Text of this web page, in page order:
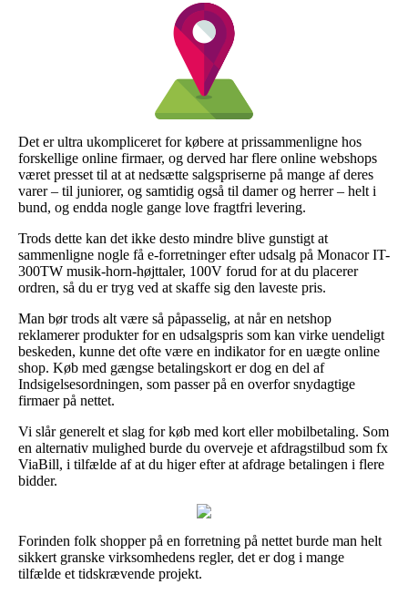
Det er ultra ukompliceret for købere at prissammenligne hos
forskellige online firmaer, og derved har flere online webshops
været presset til at at nedsætte salgspriserne på mange af deres
varer – til juniorer, og samtidig også til damer og herrer – helt i
bund, og endda nogle gange love fragtfri levering.
Trods dette kan det ikke desto mindre blive gunstigt at
sammenligne nogle få e-forretninger efter udsalg på Monacor IT-
300TW musik-horn-højttaler, 100V forud for at du placerer
ordren, så du er tryg ved at skaffe sig den laveste pris.
Man bør trods alt være så påpasselig, at når en netshop
reklamerer produkter for en udsalgspris som kan virke uendeligt
beskeden, kunne det ofte være en indikator for en uægte online
shop. Køb med gængse betalingskort er dog en del af
Indsigelsesordningen, som passer på en overfor snydagtige
firmaer på nettet.
Vi slår generelt et slag for køb med kort eller mobilbetaling. Som
en alternativ mulighed burde du overveje et afdragstilbud som fx
ViaBill, i tilfælde af at du higer efter at afdrage betalingen i flere
bidder.
Forinden folk shopper på en forretning på nettet burde man helt
sikkert granske virksomhedens regler, det er dog i mange
tilfælde et tidskrævende projekt.